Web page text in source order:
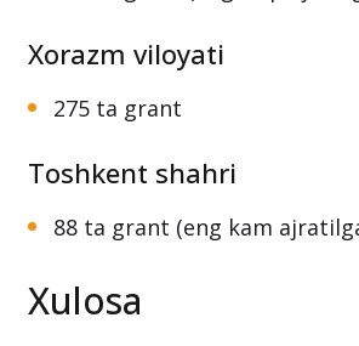
Xorazm viloyati
275 ta grant
Toshkent shahri
88 ta grant (eng kam
Xulosa